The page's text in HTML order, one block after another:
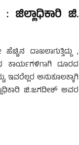
ಜಿ.
ದಾಖಲಾಗುತ್ತಿದ್ದು ,
ಕಾರ್ಯಗಳಿಗಾಗಿ ದೂರದ
ಇವರೆಲ್ಲರ ಅನುಕೂಲಕ್ಕಾಗಿ
ಜಿ.ಜಗದೀಶ್ ಅವರ